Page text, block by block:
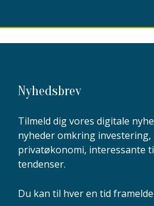
Nyhedsbrev
Tilmeld dig vores digitale
nyheder omkring investering,
privatøkonomi, interessante
tendenser.
Du kan til hver en tid